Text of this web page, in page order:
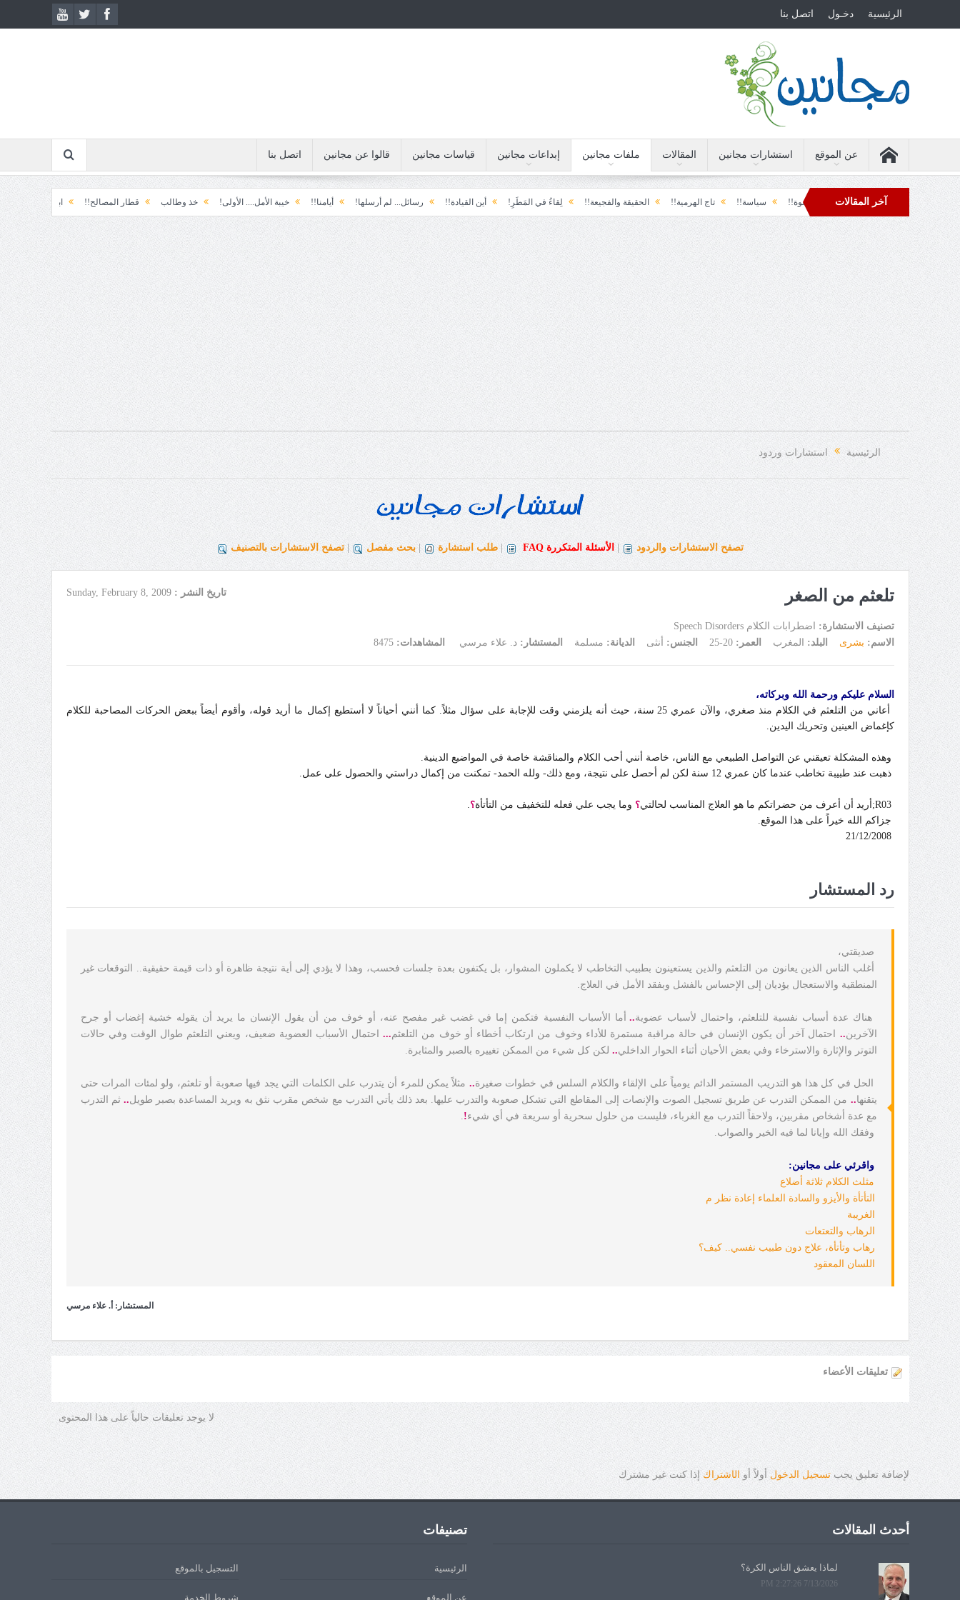
الرئيسية دخـول اتصل بنا
عن الموقع استشارات مجانين المقالات ملفات مجانين إبداعات مجانين قياسات مجانين قالوا عن مجانين اتصل بنا
آخر المقالات والسياسة!! لحظة نشوة!! سياسة!! تاج الهرمية!! الحقيقة والفجيعة!! لِقاءُ في المَطَرِ! أين القيادة!! رسائل... لم أرسلها! أيامنا!! خيبة الأمل.... الأولى! خذ وطالب قطار المصالح!! ابتسامة الطوارئ!
دول تل الرمل!! فوبيا الفرح المفاجئ!
الرئيسية استشارات وردود
تصفح الاستشارات والردود الأسئلة المتكررة FAQ طلب استشارة | بحث مفصل | تصفح الاستشارات بالتصنيف
تلعثم من الصغر تاريخ النشر :Sunday, February 8, 2009
تصنيف الاستشارة:
اضطرابات الكلام Speech Disorders
الاسم: بشرى البلد: المغرب العمر:20-25 الجنس: أنثى الديانة: مسلمة المستشار:د. علاء مرسي المشاهدات:8475
السلام عليكم ورحمة الله وبركاته،
أعاني من التلعثم في الكلام منذ صغري، والآن عمري 25 سنة، حيث أنه يلزمني وقت للإجابة على سؤال مثلاً. كما أنني أحياناً لا أستطيع إكمال ما أريد قوله، وأقوم أيضاً ببعض الحركات المصاحبة للكلام
كإغماض العينين وتحريك اليدين.
وهذه المشكلة تعيقني عن التواصل الطبيعي مع الناس، خاصة أنني أحب الكلام والمناقشة خاصة في المواضيع الدينية.
ذهبت عند طبيبة تخاطب عندما كان عمري 12 سنة لكن لم أحصل على نتيجة، ومع ذلك- ولله الحمد- تمكنت من إكمال دراستي والحصول على عمل.
R03;أريد أن أعرف من حضراتكم ما هو العلاج المناسب لحالتي؟ وما يجب علي فعله للتخفيف من التأتأة؟.
جزاكم الله خيراً على هذا الموقع.
21/12/2008
رد المستشار
صديقتي،
أغلب الناس الذين يعانون من التلعثم والذين يستعينون بطبيب التخاطب لا يكملون المشوار، بل يكتفون بعدة جلسات فحسب، وهذا لا يؤدي إلى أية نتيجة ظاهرة أو ذات قيمة حقيقية.. التوقعات غير
المنطقية والاستعجال يؤديان إلى الإحساس بالفشل وبفقد الأمل في العلاج.
هناك عدة أسباب نفسية للتلعثم، واحتمال لأسباب عضوية.. أما الأسباب النفسية فتكمن إما في غضب غير مفصح عنه، أو خوف من أن يقول الإنسان ما يريد أن يقوله خشية إغضاب أو جرح
الآخرين.. احتمال آخر أن يكون الإنسان في حالة مراقبة مستمرة للأداء وخوف من ارتكاب أخطاء أو خوف من التلعثم...احتمال الأسباب العضوية ضعيف، ويعني التلعثم طوال الوقت وفي حالات
التوتر والإثارة والاسترخاء وفي بعض الأحيان أثناء الحوار الداخلي.. لكن كل شيء من الممكن تغييره بالصبر والمثابرة.
الحل في كل هذا هو التدريب المستمر الدائم يومياً على الإلقاء والكلام السلس في خطوات صغيرة.. مثلاً يمكن للمرء أن يتدرب على الكلمات التي يجد فيها صعوبة أو تلعثم، ولو لمئات المرات حتى
يتقنها.. من الممكن التدرب عن طريق تسجيل الصوت والإنصات إلى المقاطع التي تشكل صعوبة والتدرب عليها. بعد ذلك يأتي التدرب مع شخص مقرب نثق به ويريد المساعدة بصبر طويل.. ثم التدرب
مع عدة أشخاص مقربين، ولاحقاً التدرب مع الغرباء، فليست من حلول سحرية أو سريعة في أي شيء!
.
وفقك الله وإيانا لما فيه الخير والصواب.
واقرئي على مجانين:
مثلث الكلام ثلاثة أضلاع
التأتأة والأيزو والسادة العلماء إعادة نظر م
الغريبة
الرهاب والتعتعات
رهاب وتأتأة، علاج دون طبيب نفسي.. كيف؟
اللسان المعقود
المستشار: أ. علاء مرسي
تعليقات الأعضاء
لا يوجد تعليقات حالياً على هذا المحتوى
لإضافة تعليق يجبتسجيل الدخول أولاً أو الاشتراك إذا كنت غير مشترك
أحدث المقالات
لماذا يعشق الناس الكرة؟
7/13/2026 2:27:26 PM
تصنيفات
الرئيسية التسجيل بالموقع
عن الموقع شروط الخدمة